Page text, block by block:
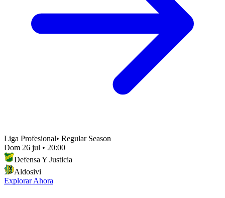
Liga Profesional• Regular Season
Dom 26 jul • 20:00
Defensa Y Justicia
Aldosivi
Explorar Ahora